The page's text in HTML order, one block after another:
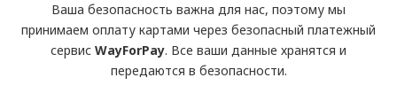
Ваша безопасность важна для нас, поэтому мы
принимаем оплату картами через безопасный платежный
сервис WayForPay. Все ваши данные хранятся и
передаются в безопасности.